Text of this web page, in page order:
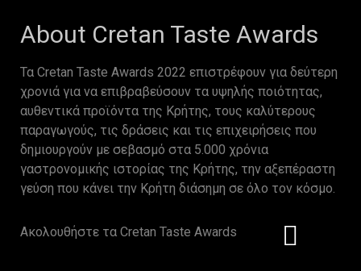
About Cretan Taste Awards
Τα Cretan Taste Awards 2022 επιστρέφουν για δεύτερη
χρονιά για να επιβραβεύσουν τα υψηλής ποιότητας,
αυθεντικά προϊόντα της Κρήτης, τους καλύτερους
παραγωγούς, τις δράσεις και τις επιχειρήσεις που
δημιουργούν με σεβασμό στα 5.000 χρόνια
γαστρονομικής ιστορίας της Κρήτης, την αξεπέραστη
γεύση που κάνει την Κρήτη διάσημη σε όλο τον κόσμο.
Ακολουθήστε τα Cretan Taste Awards